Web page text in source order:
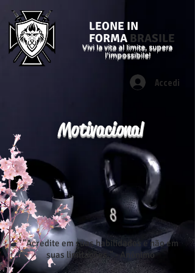
LEONE IN
FORMA BRASILE
Vivi la vita al limite, supera
l'impossibile!
Accedi
Motivacional
"Acredite em suas habilidades e não em
suas limitações." - Anônimo